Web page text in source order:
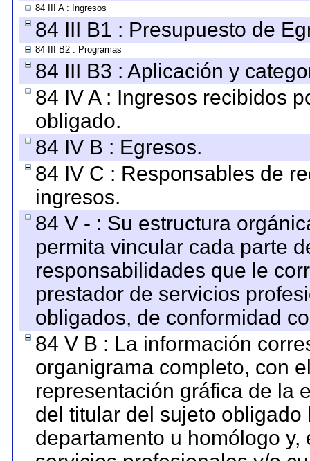
84 III A : Ingresos
84 III B1 : Presupuesto de
84 III B2 : Programas
84 III B3 : Aplicación y
84 IV A : Ingresos recibidos
obligado.
84 IV B : Egresos.
84 IV C : Responsables de
ingresos.
84 V - : Su estructura
permita vincular cada parte
responsabilidades que le
prestador de servicios
obligados, de conformidad
84 V B : La información
organigrama completo, con
representación gráfica de la
del titular del sujeto
departamento u homólogo